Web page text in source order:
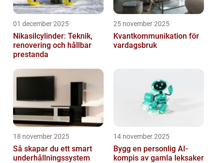
01 december 2025
Nikasilcylinder: Teknik,
renovering och hållbar
prestanda
25 november 2025
Kvantkommunikation för
vardagsbruk
18 november 2025
Så skapar du ett smart
underhållningssystem
14 november 2025
Bygg en personlig AI-
kompis av gamla leksaker